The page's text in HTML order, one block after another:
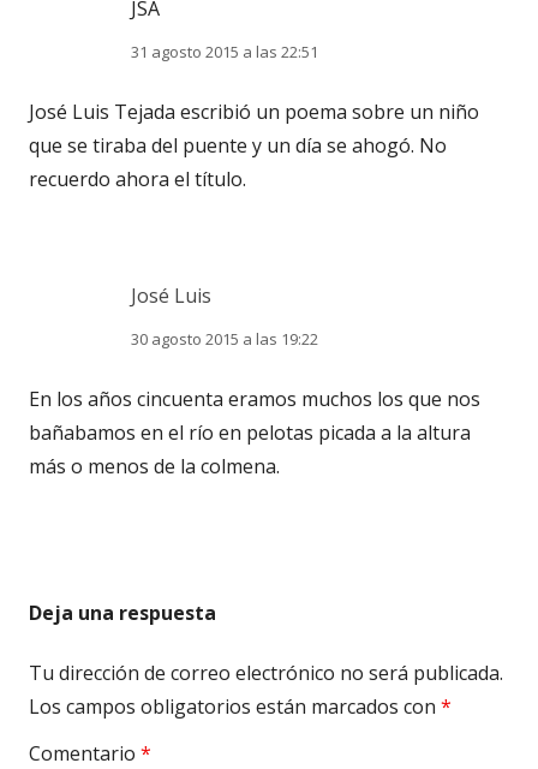
JSA
31 agosto 2015 a las 22:51
José Luis Tejada escribió un poema sobre un niño
que se tiraba del puente y un día se ahogó. No
recuerdo ahora el título.
José Luis
30 agosto 2015 a las 19:22
En los años cincuenta eramos muchos los que nos
bañabamos en el río en pelotas picada a la altura
más o menos de la colmena.
Deja una respuesta
Tu dirección de correo electrónico no será publicada.
Los campos obligatorios están marcados con *
Comentario *